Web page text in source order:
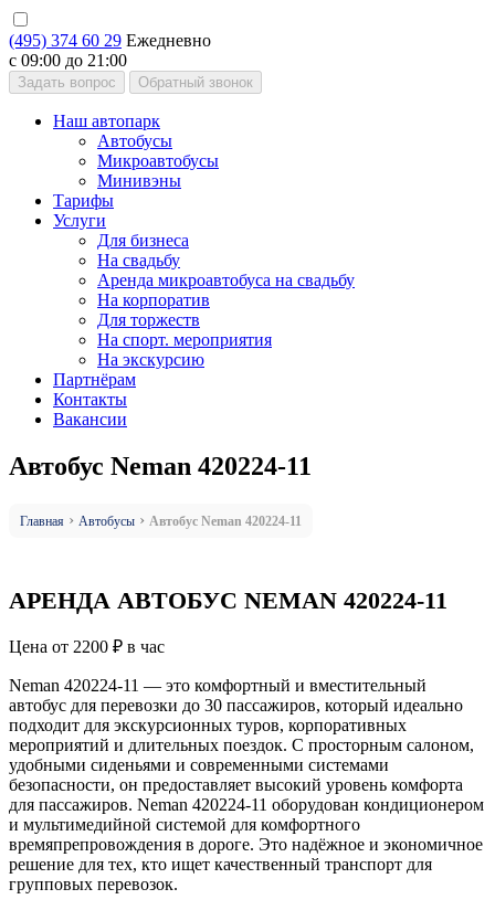
(495) 374 60 29 Ежедневно
с 09:00 до 21:00
Задать вопрос Обратный звонок
Наш автопарк
Автобусы
Микроавтобусы
Минивэны
Тарифы
Услуги
Для бизнеса
На свадьбу
Аренда микроавтобуса на свадьбу
На корпоратив
Для торжеств
На спорт. мероприятия
На экскурсию
Партнёрам
Контакты
Вакансии
Автобус Neman 420224-11
Главная › Автобусы › Автобус Neman 420224-11
АРЕНДА АВТОБУС NEMAN 420224-11
Цена от 2200 ₽ в час
Neman 420224-11 — это комфортный и вместительный
автобус для перевозки до 30 пассажиров, который идеально
подходит для экскурсионных туров, корпоративных
мероприятий и длительных поездок. С просторным салоном,
удобными сиденьями и современными системами
безопасности, он предоставляет высокий уровень комфорта
для пассажиров. Neman 420224-11 оборудован кондиционером
и мультимедийной системой для комфортного
времяпрепровождения в дороге. Это надёжное и экономичное
решение для тех, кто ищет качественный транспорт для
групповых перевозок.